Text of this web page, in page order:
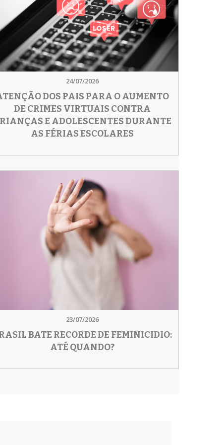
24/07/2026
DOS PAIS PARA O AUMENTO
DE CRIMES VIRTUAIS CONTRA
E ADOLESCENTES DURANTE
AS FÉRIAS ESCOLARES
23/07/2026
BATE RECORDE DE FEMINICIDIO:
ATÉ QUANDO?